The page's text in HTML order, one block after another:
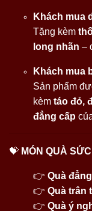
Khách mua
Tặng kèm
long nhãn –
Khách mua
Sản phẩm
kèm táo đỏ,
đẳng cấp
💝 MÓN QUÀ
👉 Quà
👉 Quà trân
👉 Quà ý